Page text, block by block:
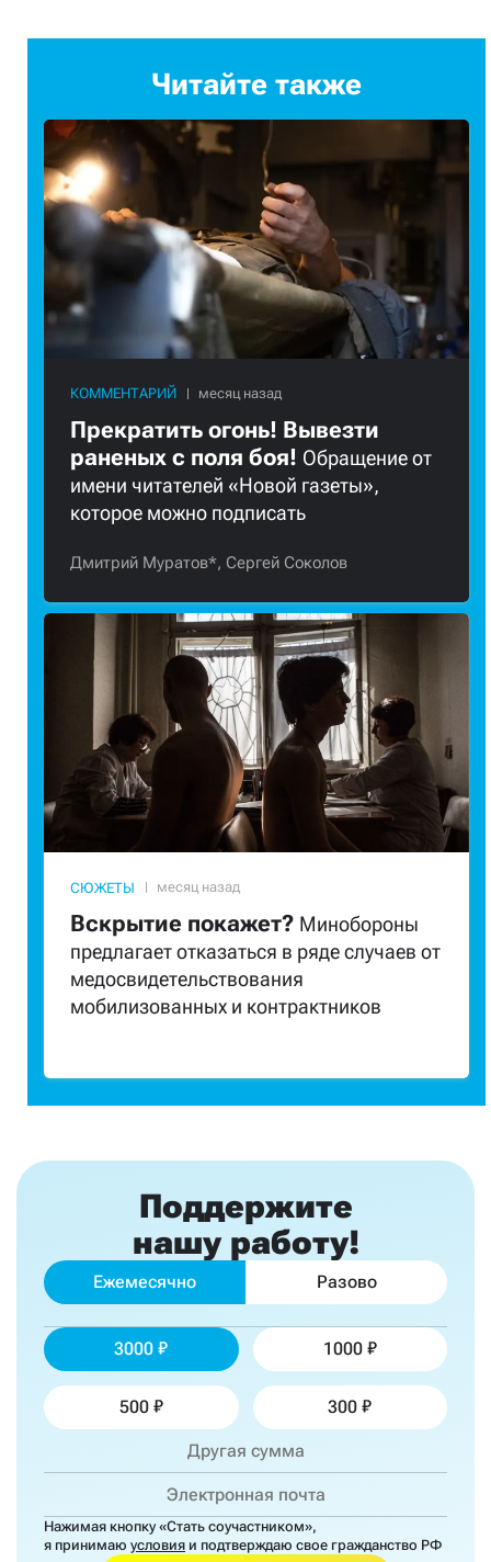
Читайте также
КОММЕНТАРИЙ
Прекратить огонь! Вывезти
раненых с поля боя! Обращение от
имени читателей «Новой газеты»,
которое можно подписать
Дмитрий Муратов*, Сергей Соколов
СЮЖЕТЫ
Вскрытие покажет? Минобороны
предлагает отказаться в ряде случаев от
медосвидетельствования
мобилизованных и контрактников
Поддержите
нашу работу!
Ежемесячно Разово
3000 1000
500 300
Нажимая кнопку «Стать соучастником»,
я принимаю условия и подтверждаю свое гражданство РФ